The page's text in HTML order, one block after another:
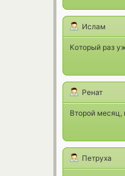
Ислам
Который раз
Ренат
Второй месяц,
Петруха